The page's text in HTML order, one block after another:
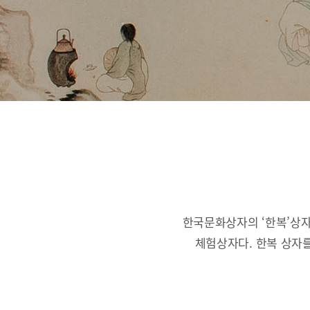
한국문화상자의 ‘한복’
체험상자다. 한복 상자